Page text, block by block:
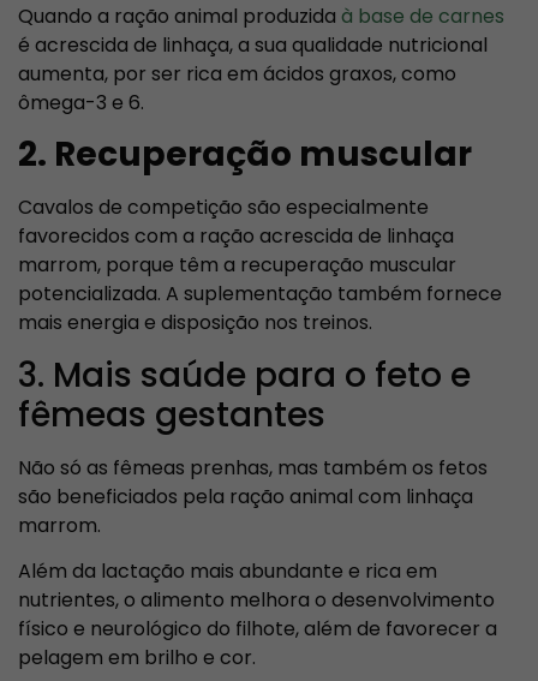
Quando a ração animal produzida à base de carnes
é acrescida de linhaça, a sua qualidade nutricional
aumenta, por ser rica em ácidos graxos, como
ômega-3 e 6.
2. Recuperação muscular
Cavalos de competição são especialmente
favorecidos com a ração acrescida de linhaça
marrom, porque têm a recuperação muscular
potencializada. A suplementação também fornece
mais energia e disposição nos treinos.
3. Mais saúde para o feto e
fêmeas gestantes
Não só as fêmeas prenhas, mas também os fetos
são beneficiados pela ração animal com linhaça
marrom.
Além da lactação mais abundante e rica em
nutrientes, o alimento melhora o desenvolvimento
físico e neurológico do filhote, além de favorecer a
pelagem em brilho e cor.